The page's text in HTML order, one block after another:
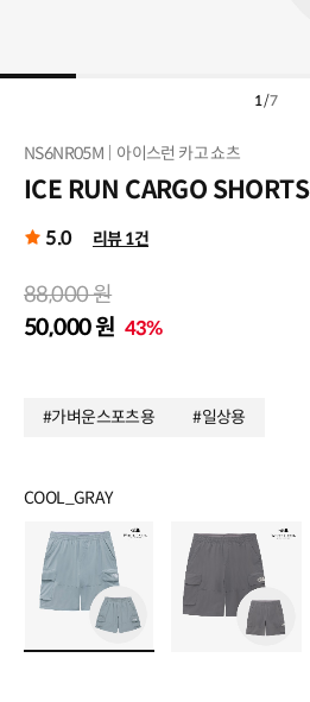
1/7
NS6NR05M 아이스런 카고 쇼츠
ICE RUN CARGO SHORTS
5.0 리뷰 1건
#가벼운스포츠용 #일상용
88,000 원
50,000 원 43%
COOL_GRAY